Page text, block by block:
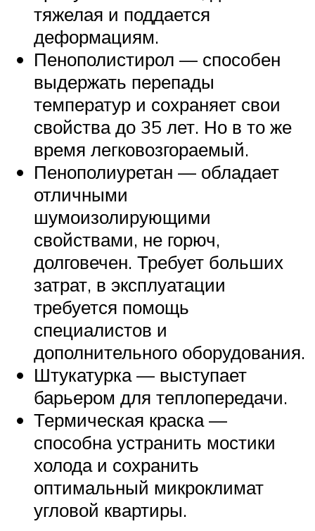
тяжелая и поддается
деформациям.
Пенополистирол — способен
выдержать перепады
температур и сохраняет свои
свойства до 35 лет. Но в то же
время легковозгораемый.
Пенополиуретан — обладает
отличными
шумоизолирующими
свойствами, не горюч,
долговечен. Требует больших
затрат, в эксплуатации
требуется помощь
специалистов и
дополнительного оборудования.
Штукатурка — выступает
барьером для теплопередачи.
Термическая краска —
способна устранить мостики
холода и сохранить
оптимальный микроклимат
угловой квартиры.